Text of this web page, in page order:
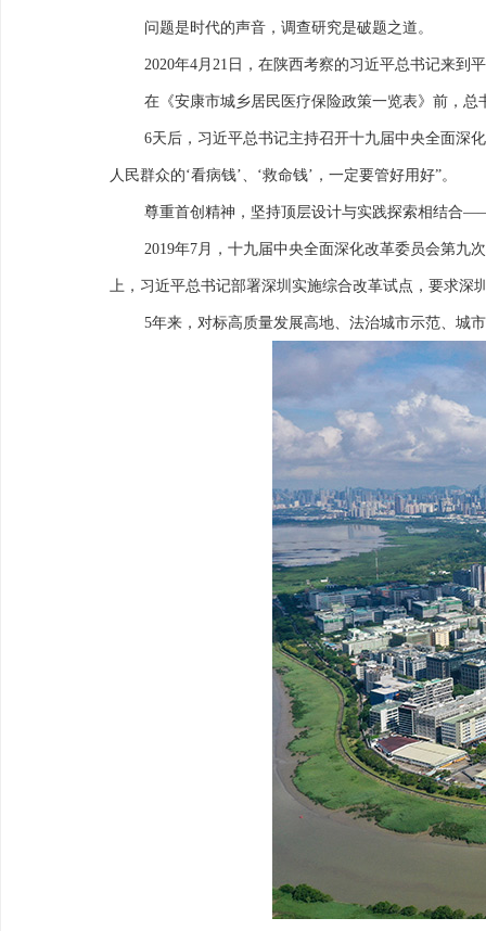
问题是时代的声音，调查研究是破题之道。
2020年4月21日，在陕西考察的习近平总书记来到
在《安康市城乡居民医疗保险政策一览表》前，
6天后，习近平总书记主持召开十九届中央全面深
人民群众的‘看病钱’、‘救命钱’，一定要管好用好”。
尊重首创精神，坚持顶层设计与实践探索相结合
2019年7月，十九届中央全面深化改革委员会第九
上，习近平总书记部署深圳实施综合改革试点，要求深
5年来，对标高质量发展高地、法治城市示范、城